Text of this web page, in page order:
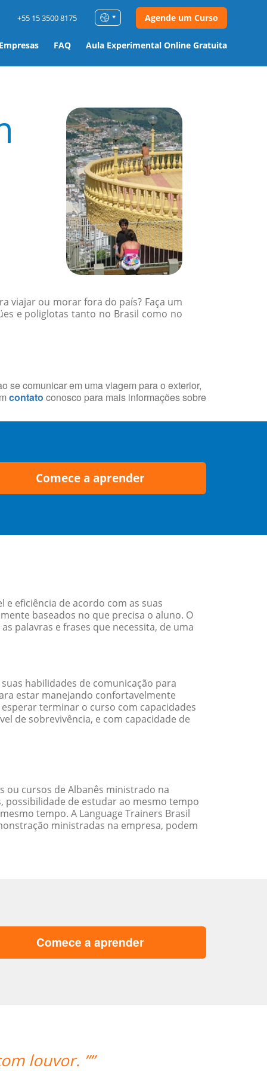
FAQ Aula Experimental Online Gratuita
+55 15 3500 8175 Agende um Curso
viajar ou morar fora do país? Faça um
e poliglotas tanto no Brasil como no
se comunicar em uma viagem para o exterior,
contato conosco para mais informações sobre
Comece a aprender
eficiência de acordo com as suas
baseados no que precisa o aluno. O
palavras e frases que necessita, de uma
habilidades de comunicação para
estar manejando confortavelmente
terminar o curso com capacidades
de sobrevivência, e com capacidade de
ou cursos de Albanês ministrado na
possibilidade de estudar ao mesmo tempo
tempo. A Language Trainers Brasil
ministradas na empresa, podem
Comece a aprender